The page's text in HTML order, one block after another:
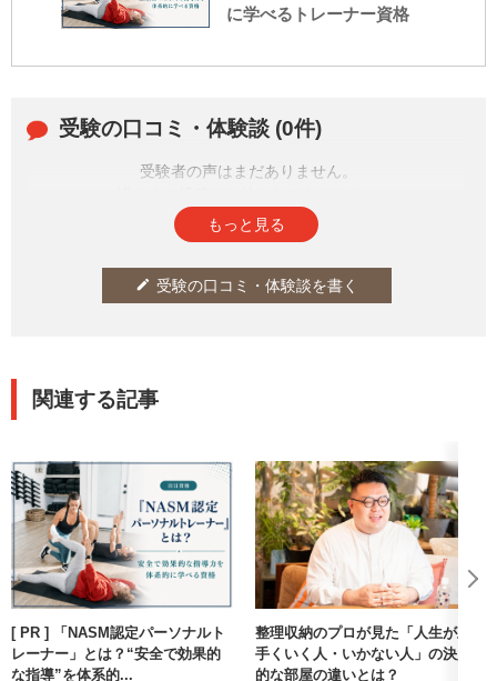
に学べるトレーナー資格
受験の口コミ・体験談 (0件)
受験者の声はまだありません。
もっと見る
edit 受験の口コミ・体験談を書く
関連する記事
[ PR ] 「NASM認定パーソナルト
レーナー」とは？“安全で効果的
な指導”を体系的...
整理収納のプロが見た「人生が上
手くいく人・いかない人」の決定
的な部屋の違いとは？